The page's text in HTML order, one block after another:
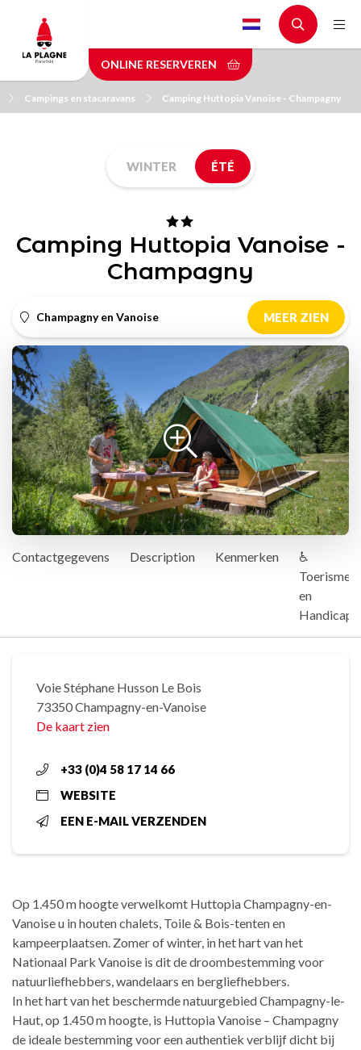
main
content
ONLINE RESERVEREN
Campings en stacaravans Camping Huttopia Vanoise - Champagny
WINTER ÉTÉ
Camping Huttopia Vanoise -
Champagny
Champagny en Vanoise MEER ZIEN
Contactgegevens Description Kenmerken
♿
Toerisme
en
Handicap
Voie Stéphane Husson Le Bois
73350 Champagny-en-Vanoise
De kaart zien
+33 (0)4 58 17 14 66
WEBSITE
EEN E-MAIL VERZENDEN
Op 1.450 m hoogte verwelkomt Huttopia Champagny-en-
Vanoise u in houten chalets, Toile & Bois-tenten en
kampeerplaatsen. Zomer of winter, in het hart van het
Nationaal Park Vanoise is dit de droombestemming voor
natuurliefhebbers, wandelaars en bergliefhebbers.
In het hart van het beschermde natuurgebied Champagny-le-
Haut, op 1.450 m hoogte, is Huttopia Vanoise – Champagny
de ideale bestemming voor een authentiek verblijf dicht bij